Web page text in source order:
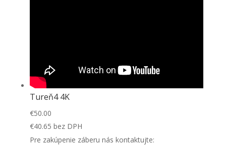
Tureň4 4K
€50.00
€40.65 bez DPH
Pre zakúpenie záberu nás kontaktujte: